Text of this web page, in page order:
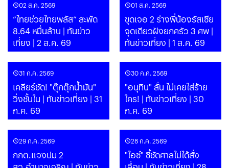
02 ส.ค. 2569
“ไทยช่วยไทยพลัส” สะพัด
8.64 หมื่นล้าน | ทันข่าว
เที่ยง | 2 ส.ค. 69
01 ส.ค. 2569
ขุดเจอ 2 ร่างพี่น้องรัสเซีย
จุดเดียวฝังยกครัว 3 ศพ |
ทันข่าวเที่ยง | 1 ส.ค. 69
31 ก.ค. 2569
เคลียร์ชัด! "ตุ๊กตุ๊กน้ำมัน"
วิ่งชั้นใน | ทันข่าวเที่ยง | 31
ก.ค. 69
30 ก.ค. 2569
"อนุทิน" ลั่น ไม่เคยใส่ร้าย
ใคร! | ทันข่าวเที่ยง | 30
ก.ค. 69
29 ก.ค. 2569
กกต.แจงปม 2
28 ก.ค. 2569
"ไอซ์" ชี้ชัดศาลไม่ได้สั่ง